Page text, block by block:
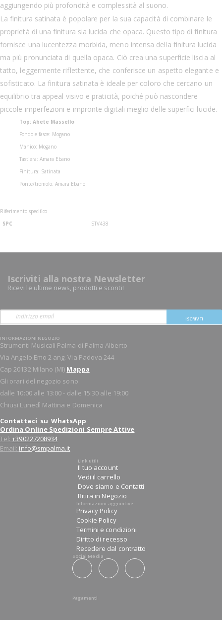
aggiungendo più profondità e complessità al suono.
La finitura satinata è popolare per la sua capacità di combinare le
proprietà di una finitura sia lucida che opaca. Questo tipo di finitura
fornisce una lucentezza morbida, meno intensa della finitura lucida
ma più pronunciata di quella opaca. Ciò crea una superficie liscia al
tatto, leggermente riflettente, che conferisce un aspetto elegante e
sofisticato. La finitura satinata è ideale per coloro che cercano un
equilibrio tra appeal visivo e praticità, poiché può nascondere
piccole imperfezioni e impronte digitali meglio delle superfici lucide.
Top: Abete Massello
Fondo e fasce: Mogano
Manico: Mogano
Tastiera: Amara Ebano
Finitura: Satinata
Ponte/tremolo: Amara Ebano
Riferimento specifico
SPC
STV438
Iscriviti alla nostra Newsletter
Ricevi le ultime news, prodotti e sconti!
ISCRIVITI
INFORMAZIONI NEGOZIO
Strumenti Musicali Palma di Palma Alberto
Via Angelo Emo 2 ang. Via Padova 244
Cap 20132 Milano (MI) Mappa
Gli orari del negozio sono:
dalle 10:00 alle 13:00 - dalle 15:30 alle 19:00
Chiusi Lunedì Mattina e Domenica
Contattaci su WhatsApp
Ordina Online Spedizioni Sempre Attive
Tel:+390227208934
Email: info@smpalma.it
Link utili
Il tuo account
Vedi il carrello
Dove siamo e Contatti
Ritira in Negozio
Informazioni aggiuntive
Privacy Policy
Cookie Policy
Termini e condizioni
Diritto di recesso
Recedere dal contratto
Social Media
Pagamenti